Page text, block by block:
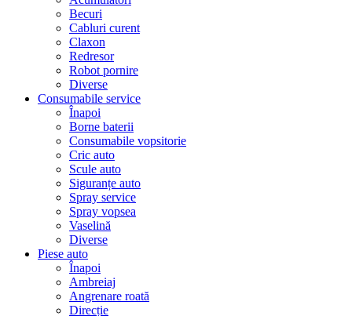
Becuri
Cabluri curent
Claxon
Redresor
Robot pornire
Diverse
Consumabile service
Înapoi
Borne baterii
Consumabile vopsitorie
Cric auto
Scule auto
Siguranțe auto
Spray service
Spray vopsea
Vaselină
Diverse
Piese auto
Înapoi
Ambreiaj
Angrenare roată
Direcție